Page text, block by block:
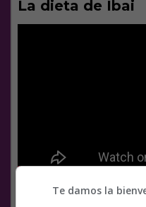
La dieta de Ibai
Te damos la